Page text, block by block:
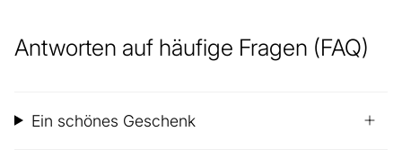
Antworten auf häufige Fragen (FAQ)
Ein schönes Geschenk